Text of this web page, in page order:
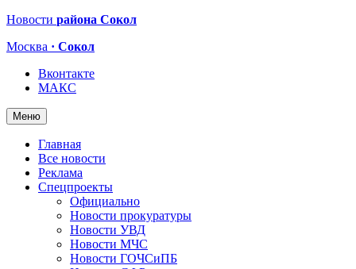
Новости района Сокол
Москва · Сокол
Вконтакте
МАКС
Меню
Главная
Все новости
Реклама
Спецпроекты
Официально
Новости прокуратуры
Новости УВД
Новости МЧС
Новости ГОЧСиПБ